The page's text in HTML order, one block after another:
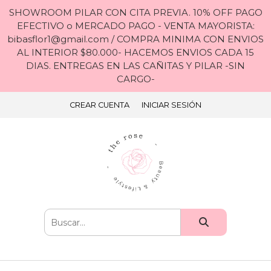
SHOWROOM PILAR CON CITA PREVIA. 10% OFF PAGO
EFECTIVO o MERCADO PAGO - VENTA MAYORISTA:
bibasflor1@gmail.com / COMPRA MINIMA CON ENVIOS
AL INTERIOR $80.000- HACEMOS ENVIOS CADA 15
DIAS. ENTREGAS EN LAS CAÑITAS Y PILAR -SIN
CARGO-
CREAR CUENTA INICIAR SESIÓN